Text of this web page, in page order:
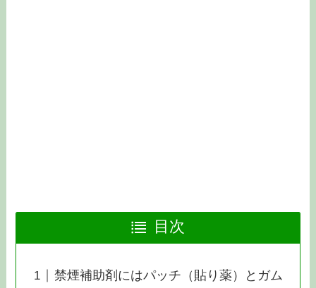
目次
禁煙補助剤にはパッチ（貼り薬）とガム